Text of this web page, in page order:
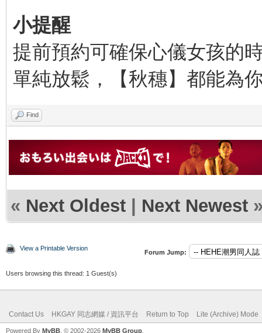
小提醒
提前預約可確保心儀女孩的
單純放鬆，【秋穗】都能為
Find
« Next Oldest | Next Newest
View a Printable Version
Forum Jump:
Users browsing this thread: 1 Guest(s)
Contact Us HKGAY 同志網媒 / 資訊平台 Return to Top Lite (Archive) Mode
Powered By MyBB , © 2002-2026 MyBB Group